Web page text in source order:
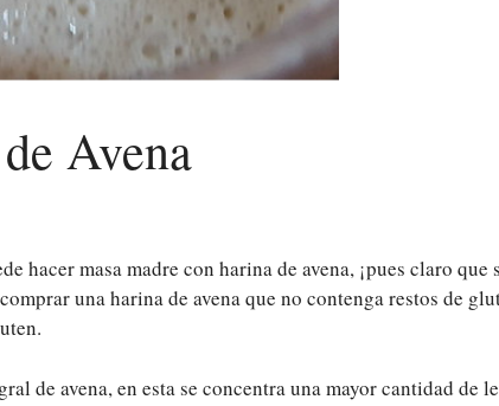
Avena
hacer masa madre con harina de avena, ¡pues claro
una harina de avena que no contenga restos de
de avena, en esta se concentra una mayor cantidad de